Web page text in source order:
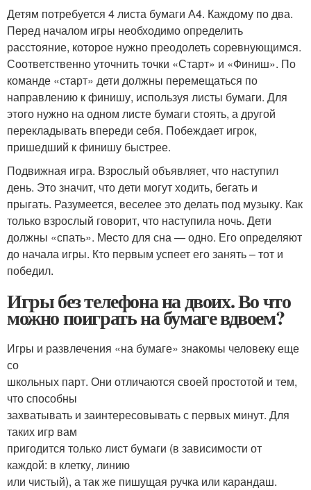
Детям потребуется 4 листа бумаги А4. Каждому по два.
Перед началом игры необходимо определить
расстояние, которое нужно преодолеть соревнующимся.
Соответственно уточнить точки «Старт» и «Финиш». По
команде «старт» дети должны перемещаться по
направлению к финишу, используя листы бумаги. Для
этого нужно на одном листе бумаги стоять, а другой
перекладывать впереди себя. Побеждает игрок,
пришедший к финишу быстрее.
Подвижная игра. Взрослый объявляет, что наступил
день. Это значит, что дети могут ходить, бегать и
прыгать. Разумеется, веселее это делать под музыку. Как
только взрослый говорит, что наступила ночь. Дети
должны «спать». Место для сна — одно. Его определяют
до начала игры. Кто первым успеет его занять – тот и
победил.
Игры без телефона на двоих. Во что
можно поиграть на бумаге вдвоем?
Игры и развлечения «на бумаге» знакомы человеку еще
со
школьных парт. Они отличаются своей простотой и тем,
что способны
захватывать и заинтересовывать с первых минут. Для
таких игр вам
пригодится только лист бумаги (в зависимости от
каждой: в клетку, линию
или чистый), а так же пишущая ручка или карандаш.